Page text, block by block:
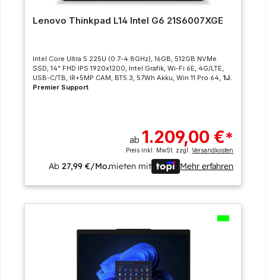
Lenovo Thinkpad L14 Intel G6 21S6007XGE
Intel Core Ultra 5 225U (0.7-4.8GHz), 16GB, 512GB NVMe
SSD, 14" FHD IPS 1920x1200, Intel Grafik, Wi-Fi 6E, 4G/LTE,
USB-C/TB, IR+5MP CAM, BT5.3, 57Wh Akku, Win 11 Pro 64, 1J.
Premier Support
ab 1.209,00 €*
Preis inkl. MwSt. zzgl.Versandkosten
Ab27,99 €/Mo.mieten mit Mehr erfahren